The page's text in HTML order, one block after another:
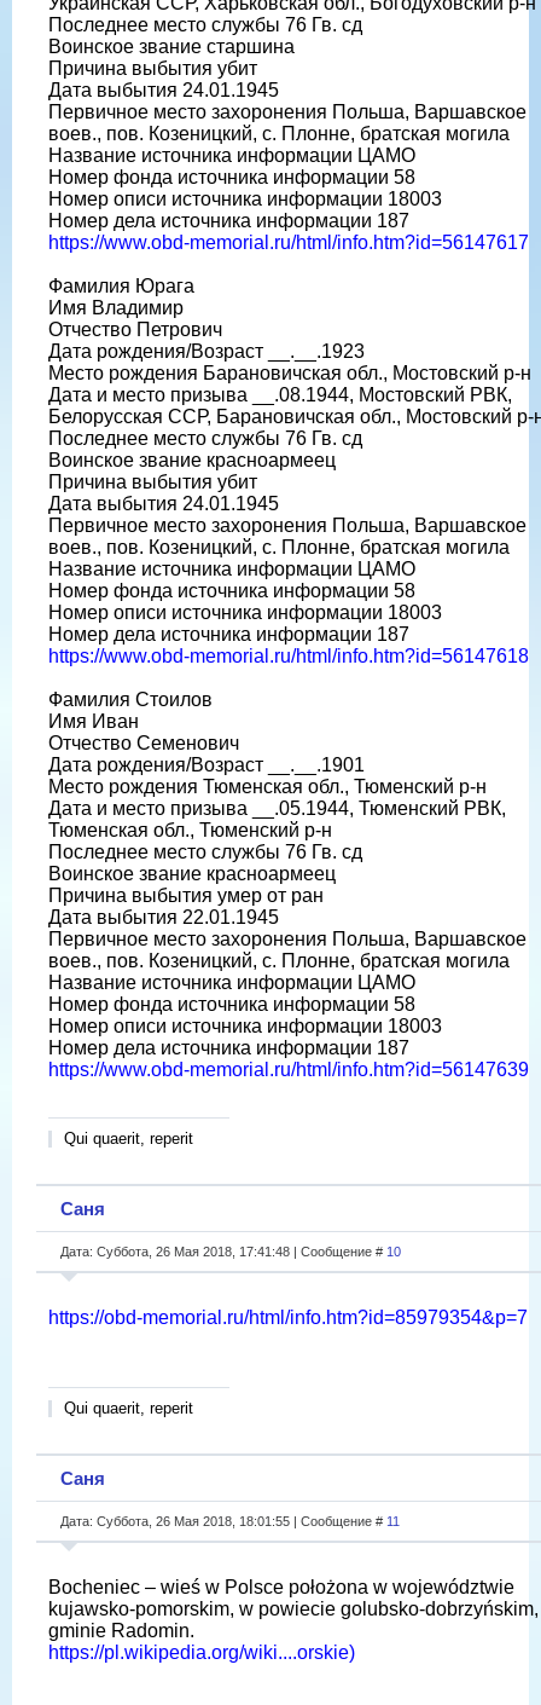
Последнее место службы 76 Гв. сд
Воинское звание старшина
Причина выбытия убит
Дата выбытия 24.01.1945
Первичное место захоронения Польша, Варшавское
воев., пов. Козеницкий, с. Плонне, братская могила
Название источника информации ЦАМО
Номер фонда источника информации 58
Номер описи источника информации 18003
Номер дела источника информации 187
https://www.obd-memorial.ru/html/info.htm?id=56147617
Фамилия Юрага
Имя Владимир
Отчество Петрович
Дата рождения/Возраст __.__.1923
Место рождения Барановичская обл., Мостовский р-н
Дата и место призыва __.08.1944, Мостовский РВК,
Белорусская ССР, Барановичская обл., Мостовский р-
Последнее место службы 76 Гв. сд
Воинское звание красноармеец
Причина выбытия убит
Дата выбытия 24.01.1945
Первичное место захоронения Польша, Варшавское
воев., пов. Козеницкий, с. Плонне, братская могила
Название источника информации ЦАМО
Номер фонда источника информации 58
Номер описи источника информации 18003
Номер дела источника информации 187
https://www.obd-memorial.ru/html/info.htm?id=56147618
Фамилия Стоилов
Имя Иван
Отчество Семенович
Дата рождения/Возраст __.__.1901
Место рождения Тюменская обл., Тюменский р-н
Дата и место призыва __.05.1944, Тюменский РВК,
Тюменская обл., Тюменский р-н
Последнее место службы 76 Гв. сд
Воинское звание красноармеец
Причина выбытия умер от ран
Дата выбытия 22.01.1945
Первичное место захоронения Польша, Варшавское
воев., пов. Козеницкий, с. Плонне, братская могила
Название источника информации ЦАМО
Номер фонда источника информации 58
Номер описи источника информации 18003
Номер дела источника информации 187
https://www.obd-memorial.ru/html/info.htm?id=56147639
Qui quaerit, reperit
Саня
Дата: Суббота, 26 Мая 2018, 17:41:48 | Сообщение # 10
https://obd-memorial.ru/html/info.htm?id=85979354&p=7
Qui quaerit, reperit
Саня
Дата: Суббота, 26 Мая 2018, 18:01:55 | Сообщение # 11
Bocheniec – wieś w Polsce położona w województwie
kujawsko-pomorskim, w powiecie golubsko-
gminie Radomin.
https://pl.wikipedia.org/wiki....orskie)